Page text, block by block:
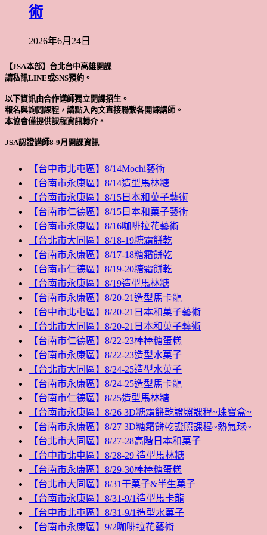
術
2026年6月24日
【JSA本部】台北台中高雄開課
請私訊LINE或SNS預約。
以下資訊由合作講師獨立開課招生。
報名與詢問課程，請點入內文直接聯繫各開課講師。
本協會僅提供課程資訊轉介。
JSA認證講師8-9月開課資訊
【台中市北屯區】8/14Mochi藝術
【台南市永康區】8/14造型馬林糖
【台南市永康區】8/15日本和菓子藝術
【台南市仁德區】8/15日本和菓子藝術
【台南市永康區】8/16咖啡拉花藝術
【台北市大同區】8/18-19糖霜餅乾
【台南市永康區】8/17-18糖霜餅乾
【台南市仁德區】8/19-20糖霜餅乾
【台南市永康區】8/19造型馬林糖
【台南市永康區】8/20-21造型馬卡龍
【台中市北屯區】8/20-21日本和菓子藝術
【台北市大同區】8/20-21日本和菓子藝術
【台南市仁德區】8/22-23棒棒糖蛋糕
【台南市永康區】8/22-23造型水菓子
【台北市大同區】8/24-25造型水菓子
【台南市永康區】8/24-25造型馬卡龍
【台南市仁德區】8/25造型馬林糖
【台南市永康區】8/26 3D糖霜餅乾證照課程~珠寶盒~
【台南市永康區】8/27 3D糖霜餅乾證照課程~熱氣球~
【台北市大同區】8/27-28高階日本和菓子
【台中市北屯區】8/28-29 造型馬林糖
【台南市永康區】8/29-30棒棒糖蛋糕
【台北市大同區】8/31干菓子&半生菓子
【台南市永康區】8/31-9/1造型馬卡龍
【台中市北屯區】8/31-9/1造型水菓子
【台南市永康區】9/2咖啡拉花藝術